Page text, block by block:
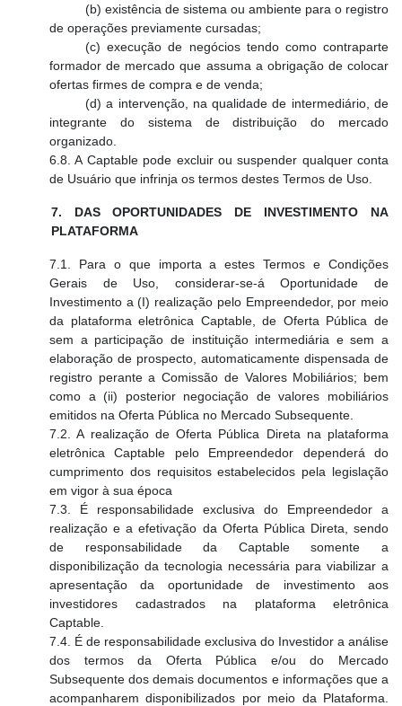
(b) existência de sistema ou ambiente para o registro
de operações previamente cursadas;
(c) execução de negócios tendo como contraparte
formador de mercado que assuma a obrigação de colocar
ofertas firmes de compra e de venda;
(d) a intervenção, na qualidade de intermediário, de
integrante do sistema de distribuição do mercado
organizado.
6.8. A Captable pode excluir ou suspender qualquer conta
de Usuário que infrinja os termos destes Termos de Uso.
7. DAS OPORTUNIDADES DE INVESTIMENTO NA
PLATAFORMA
7.1. Para o que importa a estes Termos e Condições
Gerais de Uso, considerar-se-á Oportunidade de
Investimento a (I) realização pelo Empreendedor, por meio
da plataforma eletrônica Captable, de Oferta Pública de
sem a participação de instituição intermediária e sem a
elaboração de prospecto, automaticamente dispensada de
registro perante a Comissão de Valores Mobiliários; bem
como a (ii) posterior negociação de valores mobiliários
emitidos na Oferta Pública no Mercado Subsequente.
7.2. A realização de Oferta Pública Direta na plataforma
eletrônica Captable pelo Empreendedor dependerá do
cumprimento dos requisitos estabelecidos pela legislação
em vigor à sua época
7.3. É responsabilidade exclusiva do Empreendedor a
realização e a efetivação da Oferta Pública Direta, sendo
de responsabilidade da Captable somente a
disponibilização da tecnologia necessária para viabilizar a
apresentação da oportunidade de investimento aos
investidores cadastrados na plataforma eletrônica
Captable.
7.4. É de responsabilidade exclusiva do Investidor a análise
dos termos da Oferta Pública e/ou do Mercado
Subsequente dos demais documentos e informações que a
acompanharem disponibilizados por meio da Plataforma.